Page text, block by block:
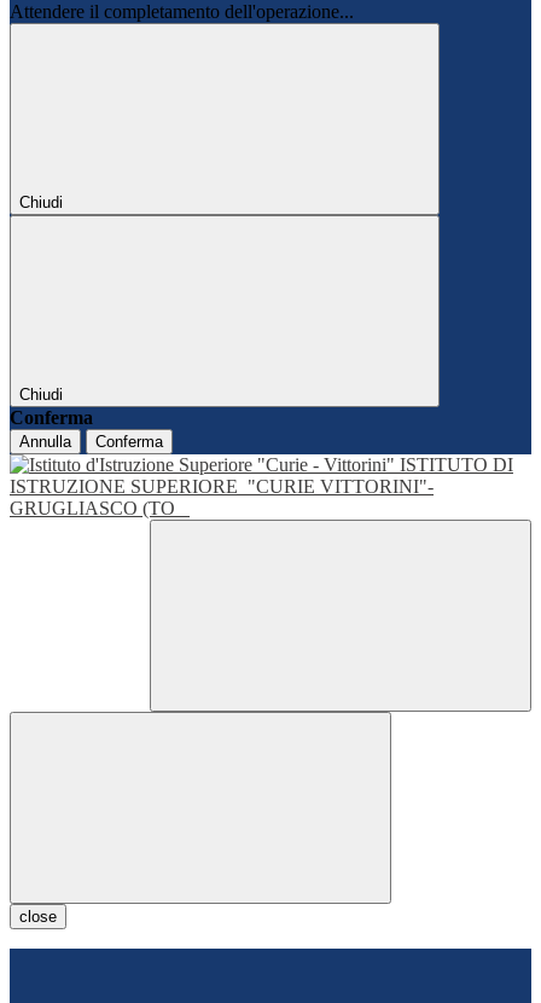
Attendere il completamento dell'operazione...
Chiudi
Chiudi
Conferma
Annulla Conferma
ISTITUTO DI
ISTRUZIONE SUPERIORE "CURIE VITTORINI"-
GRUGLIASCO (TO
close